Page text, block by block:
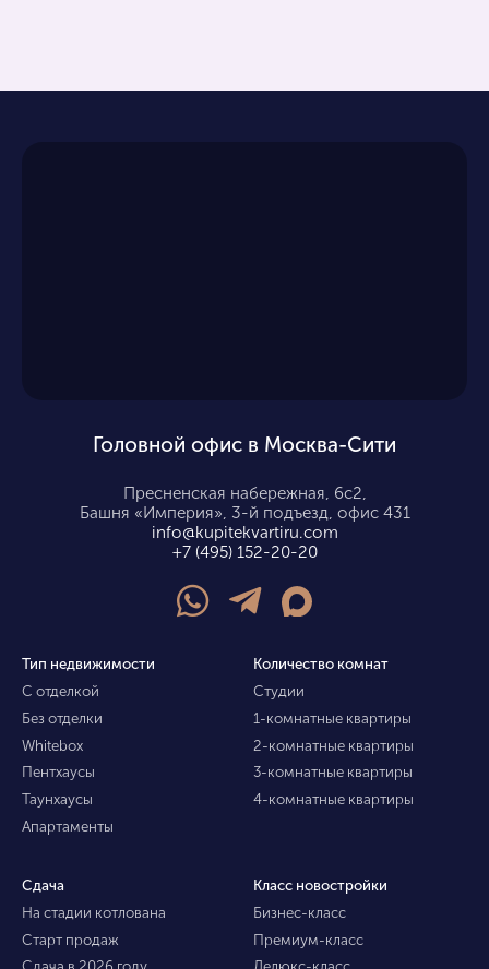
Головной офис в Москва-Сити
Пресненская набережная, 6с2,
Башня «Империя», 3-й подъезд, офис 431
info@kupitekvartiru.com
+7 (495) 152-20-20
Тип недвижимости
С отделкой
Без отделки
Whitebox
Пентхаусы
Таунхаусы
Апартаменты
Количество комнат
Студии
1-комнатные квартиры
2-комнатные квартиры
3-комнатные квартиры
4-комнатные квартиры
Сдача
На стадии котлована
Старт продаж
Класс новостройки
Бизнес-класс
Премиум-класс